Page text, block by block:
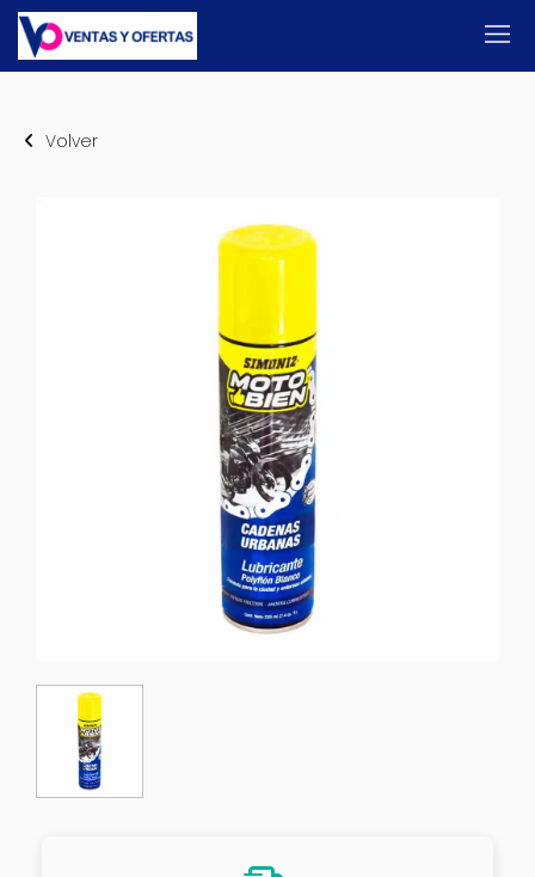
Volver